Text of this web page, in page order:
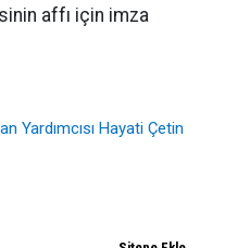
affı için imza
Yardımcısı Hayati Çetin